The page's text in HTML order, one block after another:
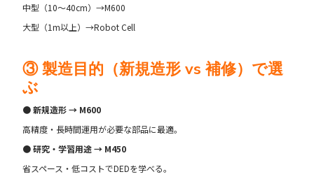
中型（10〜40cm）→M600
大型（1m以上）→Robot Cell
③ 製造目的（新規造形 vs 補修）で選
ぶ
● 新規造形 → M600
高精度・長時間運用が必要な部品に最適。
● 研究・学習用途 → M450
省スペース・低コストでDEDを学べる。